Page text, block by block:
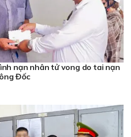
nạn nhân tử vong do tai nạn
Đốc